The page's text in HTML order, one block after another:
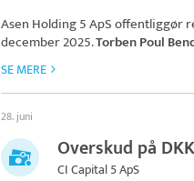
Asen Holding 5 ApSoffentliggør
december 2025.Torben Poul
SE MERE
28. juni
Overskud på
CI Capital 5 ApS